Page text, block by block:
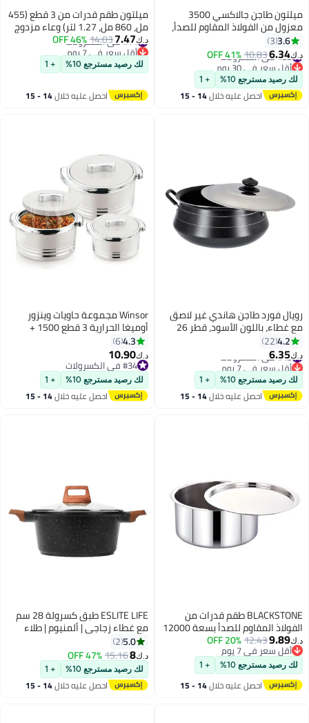
ميلتون طاجن جالاكسي 3500
معزول من الفولاذ المقاوم للصدأ،
تقديم حراري، يحافظ على الطعام
ساخنًا وباردًا لفترات طويلة، وعاء
طعام أنيق، فضي
3.6
3
د.ك‏6.34
10.83
41% OFF #22 في الكسرولات
أقل سعر في 30 يوم
#22 في الكسرولات
لك رصيد مسترجع 10% + 1
احصل عليه خلال 14 - 15
ميلتون طقم قدرات من 3 قطع (455
مل، 860 مل، 1.27 لتر) وعاء مزدوج
الجدران مع عزل PU وداخل من
الفولاذ المقاوم للصدأ، يحافظ على
الطعام ساخنًا/باردًا، مثالي لتقديم
الشباتي، روتي - أويستر جونيور -
أزرق ملكي
د.ك‏7.47
14.03
46% OFF #14 في الكسرولات
أقل سعر في 7 يوم
#14 في الكسرولات
لك رصيد مسترجع 10% + 1
احصل عليه خلال 14 - 15
رويال فورد طاجن هاندي غير لاصق
مع غطاء، باللون الأسود، قطر 26
سم. أسود/فضي 26cmسم
4.2
22
د.ك‏6.35
#43 في الكسرولات
أقل سعر في 7 يوم
#43 في الكسرولات
لك رصيد مسترجع 10% + 1
احصل عليه خلال 14 - 15
Winsor مجموعة حاويات وينزور
أوميغا الحرارية 3 قطع 1500 +
ساخنة من الفولاذ المقاوم للصدأ |
مجموعة سخانات الطعام المعزولة
مثالية لطاولة الطعام الخاصة بك -
فضي
4.3
6
د.ك‏10.90
#34 في الكسرولات
#34 في الكسرولات
لك رصيد مسترجع 10% + 1
احصل عليه خلال 14 - 15
BLACKSTONE طقم قدرات من
الفولاذ المقاوم للصدأ بسعة 12000
مل (35.5 سم) مع غطاء للطهي
لعائلة كبيرة
د.ك‏9.89
12.43
20% OFF
أقل سعر في 7 يوم
أقل سعر في 7 يوم
لك رصيد مسترجع 10% + 1
احصل عليه خلال 14 - 15
ESLITE LIFE طبق كسرولة 28 سم
مع غطاء زجاجي | ألمنيوم | طلاء
سيراميك غير لاصق | مقاوم للخدوش
ودائم | مقبض خشبي بتصميم ناعم ،
أسود
5.0
2
د.ك‏8
15.16
47% OFF
لك رصيد مسترجع 10% + 1
احصل عليه خلال 14 - 15